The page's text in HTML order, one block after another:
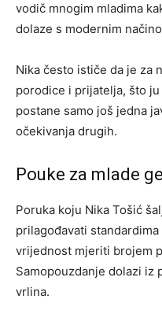
vodič mnogim mladima
dolaze s modernim
Nika često ističe da je za
porodice i prijatelja, što
postane samo još jedna
očekivanja drugih.
Pouke za mlade
Poruka koju Nika Tošić
prilagođavati
vrijednost mjeriti brojem
Samopouzdanje dolazi iz
vrlina.